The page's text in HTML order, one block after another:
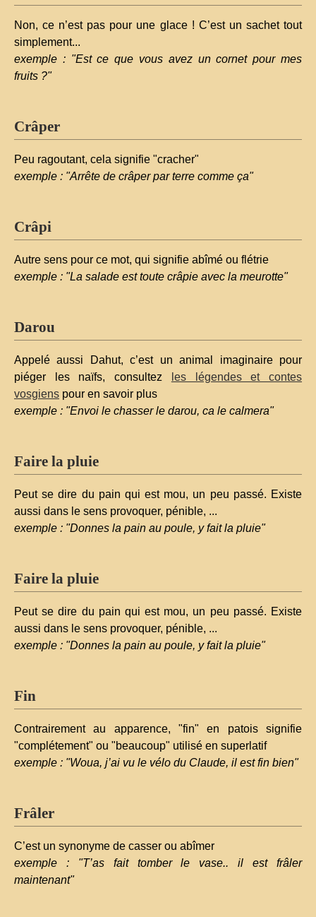
Non, ce n’est pas pour une glace ! C’est un sachet tout
simplement...
exemple : "Est ce que vous avez un cornet pour mes
fruits ?"
Crâper
Peu ragoutant, cela signifie "cracher"
exemple : "Arrête de crâper par terre comme ça"
Crâpi
Autre sens pour ce mot, qui signifie abîmé ou flétrie
exemple : "La salade est toute crâpie avec la meurotte"
Darou
Appelé aussi Dahut, c’est un animal imaginaire pour
piéger les naïfs, consultez
les légendes et contes
vosgiens pour en savoir plus
exemple : "Envoi le chasser le darou, ca le calmera"
Faire la pluie
Peut se dire du pain qui est mou, un peu passé. Existe
aussi dans le sens provoquer, pénible, ...
exemple : "Donnes la pain au poule, y fait la pluie"
Faire la pluie
Peut se dire du pain qui est mou, un peu passé. Existe
aussi dans le sens provoquer, pénible, ...
exemple : "Donnes la pain au poule, y fait la pluie"
Fin
Contrairement au apparence, "fin" en patois signifie
"complétement" ou "beaucoup" utilisé en superlatif
exemple : "Woua, j’ai vu le vélo du Claude, il est fin bien"
Frâler
C’est un synonyme de casser ou abîmer
exemple : "T’as fait tomber le vase.. il est frâler
maintenant"